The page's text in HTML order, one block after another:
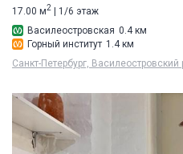
17.00 м2
| 1/6 этаж
Василеостровская 0.4 км
Горный институт 1.4 км
Санкт-Петербург,